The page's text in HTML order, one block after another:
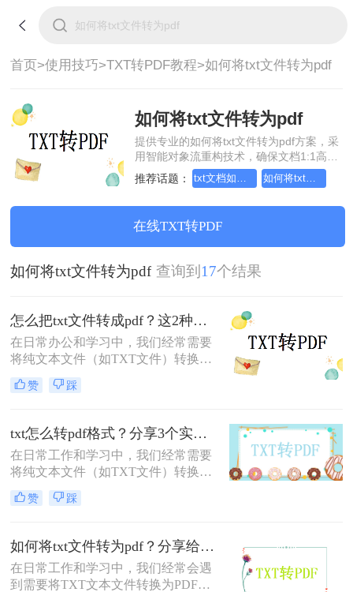
首页>使用技巧>TXT转PDF教程>如何将txt文件转为pdf
如何将txt文件转为pdf
提供专业的如何将txt文件转为pdf方案，采
用智能对象流重构技术，确保文档1:1高保
真还原且排版不乱码。支持一键批量处
理，全链路 SSL 加密保障隐私安全。助您
装，高效办公。
推荐话题： txt文档如何转成pdf格式，这个方法赶紧学起来 如何将txt文档转成pdf格式，分享一种简单的方法
在线TXT转PDF
如何将txt文件转为pdf 查询到 17个结果
怎么把txt文件转成pdf？这2种方法赶紧学起来！
在日常办公和学习中，我们经常需要
将纯文本文件（如TXT文件）转换为
PDF格式，以便更好地分享、打印或
保留原始格式。那么怎么把txt文件转
方法，帮助您轻松将TXT文件转换为
PDF格式。
赞 踩
txt怎么转pdf格式？分享3个实用方法！
在日常工作和学习中，我们经常需要
将纯文本文件（如TXT文件）转换为
PDF格式，以便更好地分享、打印或
保留原始格式。那么txt怎么转pdf格式
法，帮助您轻松将TXT文件转换为
PDF格式。
赞 踩
如何将txt文件转为pdf？分享给大家三个方法！
在日常工作和学习中，我们经常会遇
到需要将TXT文本文件转换为PDF格